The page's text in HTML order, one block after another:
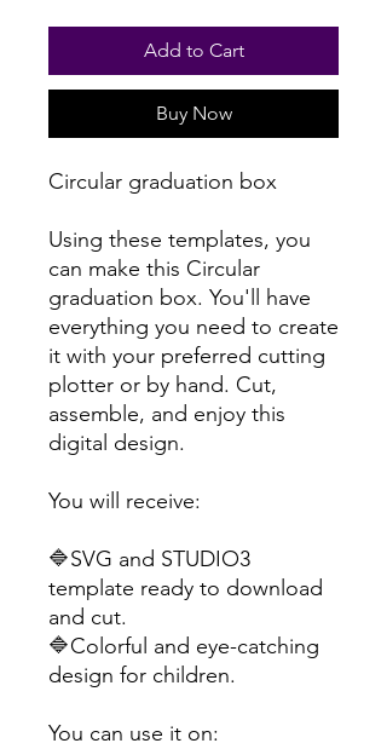
Add to Cart
Buy Now
Circular graduation box
Using these templates, you
can make this Circular
graduation box. You'll have
everything you need to create
it with your preferred cutting
plotter or by hand. Cut,
assemble, and enjoy this
digital design.
You will receive:
🔷SVG and STUDIO3
template ready to download
and cut.
🔷Colorful and eye-catching
design for children.
You can use it on: